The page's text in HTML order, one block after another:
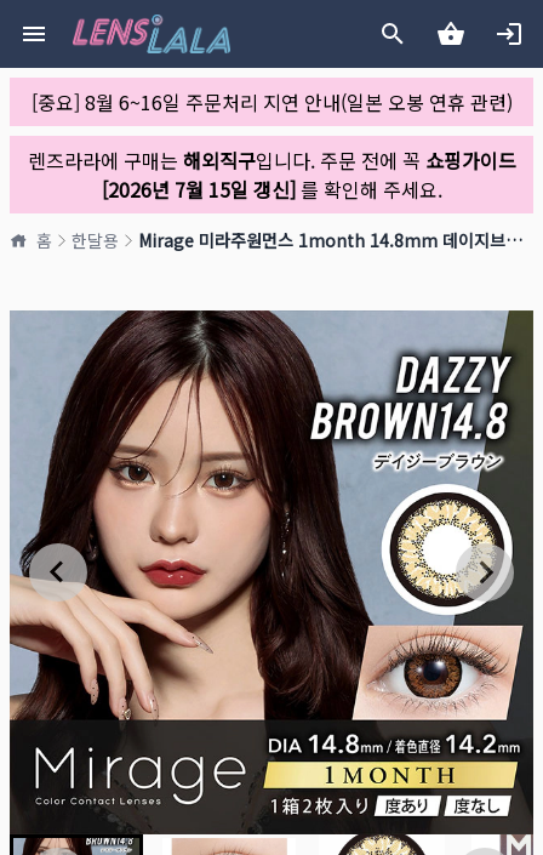
[중요] 8월 6~16일 주문처리 지연 안내(일본 오봉 연휴 관련)
렌즈라라에 구매는 해외직구입니다. 주문 전에 꼭 쇼핑가이드
[2026년 7월 15일 갱신]를 확인해 주세요.
홈 한달용 Mirage 미라주원먼스 1month 14.8mm 데이지브라운(1박스 2개들이)